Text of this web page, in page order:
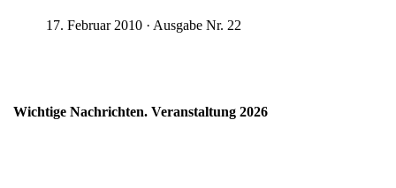
17. Februar 2010 · Ausgabe Nr. 22
Wichtige Nachrichten. Veranstaltung 2026